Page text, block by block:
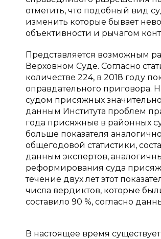
отметить, что подобный вид
изменить которые бывает
объективности и рычагом
Представляется возможным
Верховном Суде. Согласно
количестве 224, в 2018 году
оправдательного приговора.
судом присяжных
данным Института проблем
года присяжные в районных
больше показателя
общегодовой статистики,
данным экспертов,
реформирования суда
течение двух лет этот
числа вердиктов, которые
составило 90 %, согласно
В настоящее время